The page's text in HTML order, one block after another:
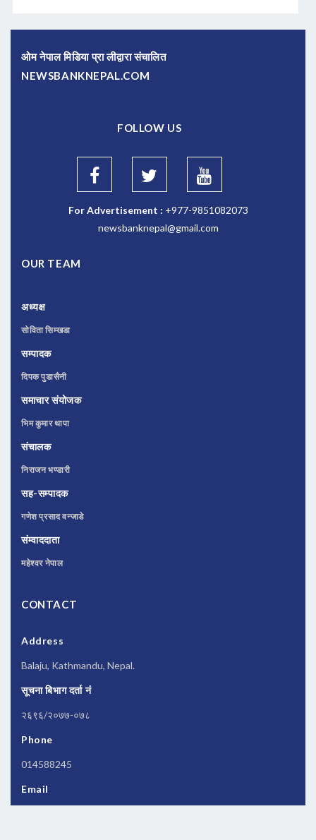
ओम नेपाल मिडिया प्रा लीद्वारा संचालित
NEWSBANKNEPAL.COM
FOLLOW US
For Advertisement : +977-9851082073
newsbanknepal@gmail.com
OUR TEAM
अध्यक्ष
सोविता सिम्खडा
सम्पादक
दिपक पुडासैनी
समाचार संयोजक
भिम कुमार थापा
संचालक
निराजन भण्डारी
सह-सम्पादक
गणेश प्रसाद वन्जाडे
संम्वाददाता
महेश्वर नेपाल
CONTACT
Address
Balaju, Kathmandu, Nepal.
सूचना बिभाग दर्ता नं
२६९६/२०७७-०७८
Phone
014588245
Email